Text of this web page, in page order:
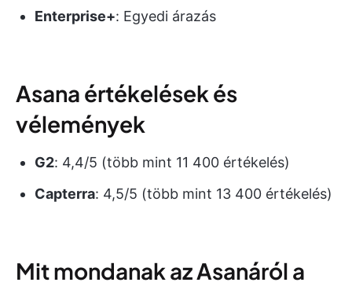
Enterprise+: Egyedi árazás
Asana értékelések és
vélemények
G2: 4,4/5 (több mint 11 400 értékelés)
Capterra: 4,5/5 (több mint 13 400 értékelés)
Mit mondanak az Asanáról a